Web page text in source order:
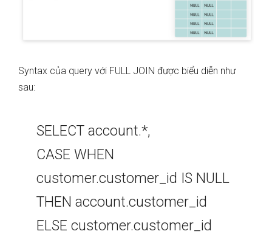
Syntax của query với FULL JOIN được biểu diễn như
sau:
SELECT account.*,
CASE WHEN
customer.customer_id IS NULL
THEN account.customer_id
ELSE customer.customer_id